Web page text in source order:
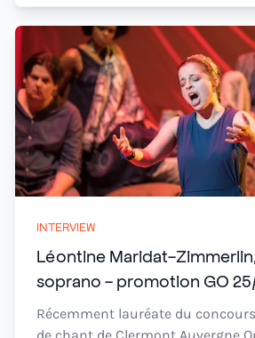
INTERVIEW
Léontine Maridat-
soprano - promotion GO
Récemment lauréate du